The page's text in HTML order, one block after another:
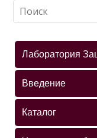
Лаборатория
Введение
Каталог